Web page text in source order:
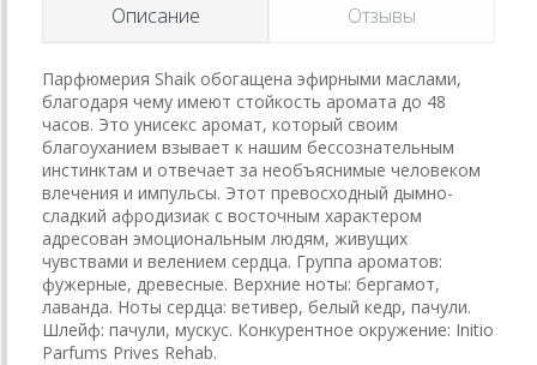
Описание Отзывы
Парфюмерия Shaik обогащена эфирными маслами,
благодаря чему имеют стойкость аромата до 48
часов. Это унисекс аромат, который своим
благоуханием взывает к нашим бессознательным
инстинктам и отвечает за необъяснимые человеком
влечения и импульсы. Этот превосходный дымно-
сладкий афродизиак с восточным характером
адресован эмоциональным людям, живущих
чувствами и велением сердца. Группа ароматов:
фужерные, древесные. Верхние ноты: бергамот,
лаванда. Ноты сердца: ветивер, белый кедр, пачули.
Шлейф: пачули, мускус. Конкурентное окружение: Initio
Parfums Prives Rehab.